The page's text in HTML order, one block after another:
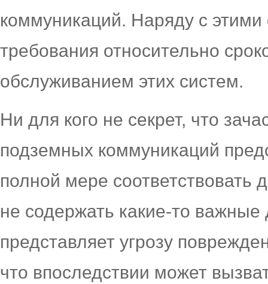
коммуникаций. Наряду с
требования относительно
обслуживанием этих систем.
Ни для кого не секрет, что
подземных коммуникаций
полной мере соответствовать
не содержать какие-то
представляет угрозу
что впоследствии может